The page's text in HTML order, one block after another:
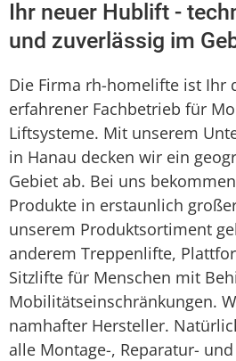
Ihr neuer Hublift -
und zuverlässig im
Die Firma rh-homelifte ist Ihr
erfahrener Fachbetrieb für
Liftsysteme. Mit unserem
in Hanau decken wir ein
Gebiet ab. Bei uns
Produkte in erstaunlich
unserem Produktsortiment
anderem Treppenlifte,
Sitzlifte für Menschen mit
Mobilitätseinschränkungen.
namhafter Hersteller.
alle Montage-, Reparatur-